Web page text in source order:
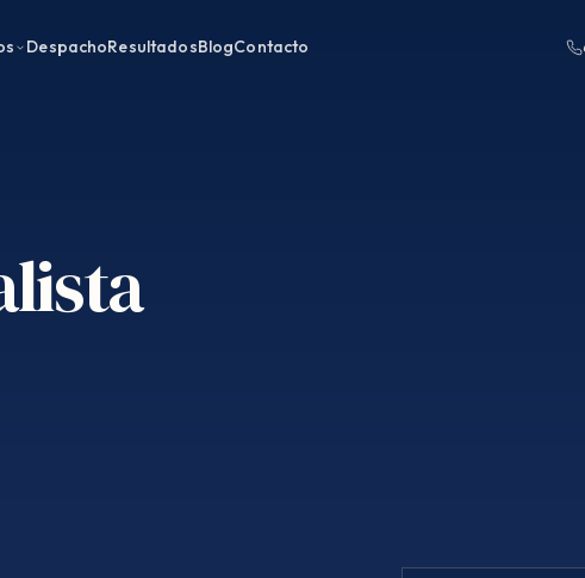
DespachoResultadosBlogContacto